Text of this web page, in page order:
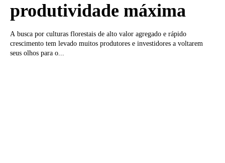
produtividade máxima
A busca por culturas florestais de alto valor agregado e rápido
crescimento tem levado muitos produtores e investidores a voltarem
seus olhos para o...